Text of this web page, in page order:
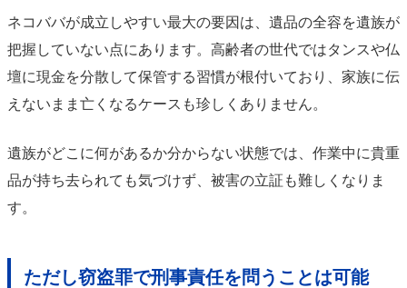
ネコババが成立しやすい最大の要因は、遺品の全容を遺族が
把握していない点にあります。高齢者の世代ではタンスや仏
壇に現金を分散して保管する習慣が根付いており、家族に伝
えないまま亡くなるケースも珍しくありません。
遺族がどこに何があるか分からない状態では、作業中に貴重
品が持ち去られても気づけず、被害の立証も難しくなりま
す。
ただし窃盗罪で刑事責任を問うことは可能